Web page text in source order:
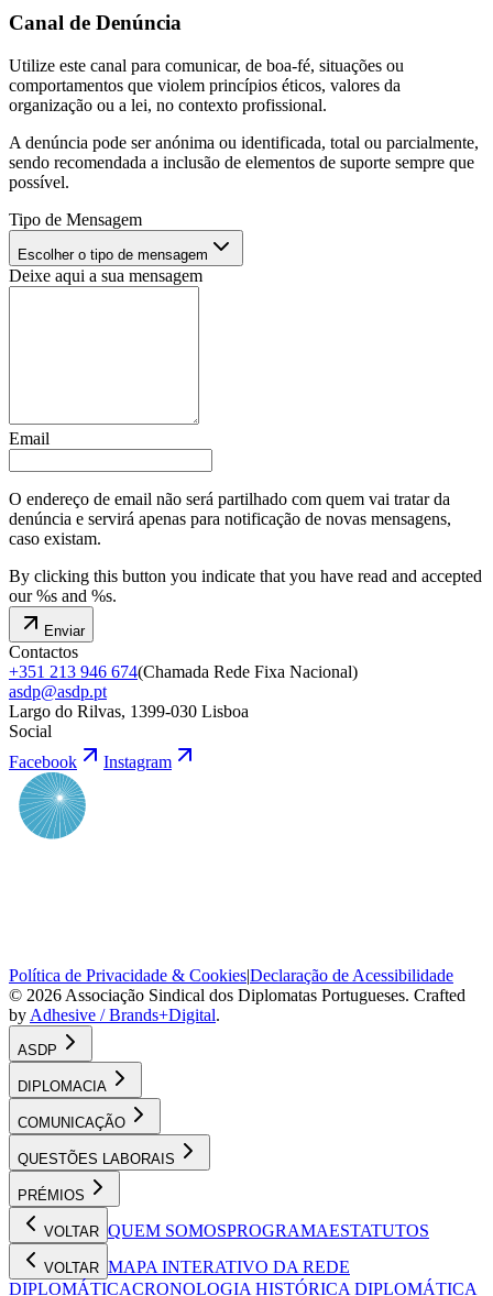
Canal de Denúncia
Utilize este canal para comunicar, de boa-fé, situações ou
comportamentos que violem princípios éticos, valores da
organização ou a lei, no contexto profissional.
A denúncia pode ser anónima ou identificada, total ou parcialmente,
sendo recomendada a inclusão de elementos de suporte sempre que
possível.
Tipo de Mensagem
Escolher o tipo de mensagem
Deixe aqui a sua mensagem
Email
O endereço de email não será partilhado com quem vai tratar da
denúncia e servirá apenas para notificação de novas mensagens,
caso existam.
By clicking this button you indicate that you have read and accepted
our %s and %s.
Enviar
Contactos
+351 213 946 674(Chamada Rede Fixa Nacional)
asdp@asdp.pt
Largo do Rilvas, 1399-030 Lisboa
Social
Facebook
Instagram
Política de Privacidade & Cookies|Declaração de Acessibilidade
© 2026 Associação Sindical dos Diplomatas Portugueses. Crafted
by Adhesive / Brands+Digital.
ASDP
DIPLOMACIA
COMUNICAÇÃO
QUESTÕES LABORAIS
PRÉMIOS
VOLTAR QUEM SOMOSPROGRAMAESTATUTOS
VOLTAR MAPA INTERATIVO DA REDE
DIPLOMÁTICACRONOLOGIA HISTÓRICA DIPLOMÁTICA